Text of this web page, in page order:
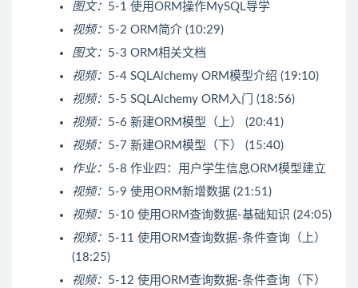
图文： 5-1 使用ORM操作MySQL导学
视频： 5-2 ORM简介 (10:29)
图文： 5-3 ORM相关文档
视频： 5-4 SQLAlchemy ORM模型介绍 (19:10)
视频： 5-5 SQLAlchemy ORM入门 (18:56)
视频： 5-6 新建ORM模型（上） (20:41)
视频： 5-7 新建ORM模型（下） (15:40)
作业： 5-8 作业四：用户学生信息ORM模型建立
视频： 5-9 使用ORM新增数据 (21:51)
视频： 5-10 使用ORM查询数据-基础知识 (24:05)
视频： 5-11 使用ORM查询数据-条件查询（上）
(18:25)
视频： 5-12 使用ORM查询数据-条件查询（下）